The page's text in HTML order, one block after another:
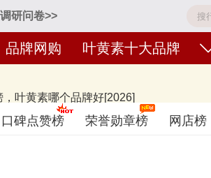
研问卷>>
品牌网购 叶黄素十大品牌
叶黄素哪个品牌好[2026]
Doppelherz双心、汤臣倍健、Swisse斯维诗
好或知名度高、有实力的品牌，排名不分先
口碑点赞榜 荣誉勋章榜 网店榜